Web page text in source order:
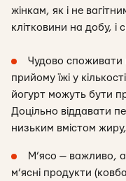
жінкам, як і не
клітковини на добу, і
Чудово споживати
прийому їжі у
йогурт можуть бути
Доцільно віддавати
низьким вмістом
М’ясо — важливо,
м’ясні продукти